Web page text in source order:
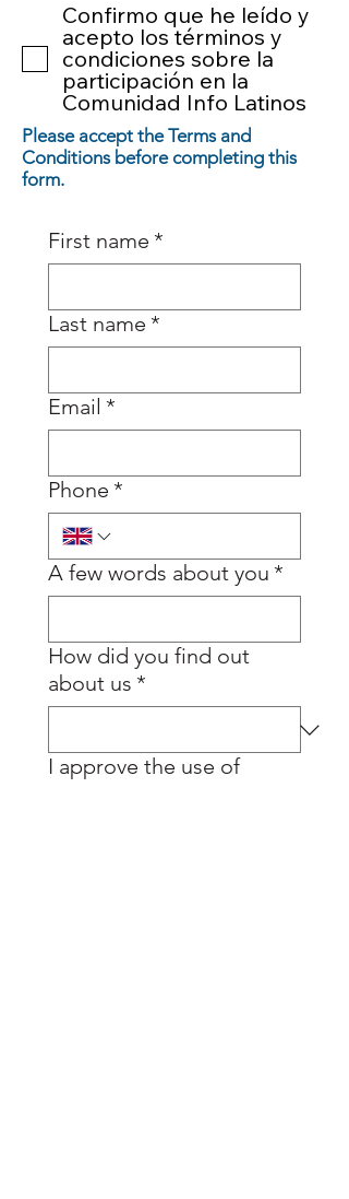
Confirmo que he leído y
acepto los términos y
condiciones sobre la
participación en la
Comunidad Info Latinos
Please accept the Terms and
Conditions before completing this
form.
First name *
Last name *
Email *
Phone *
A few words about you *
How did you find out
about us *
I approve the use of